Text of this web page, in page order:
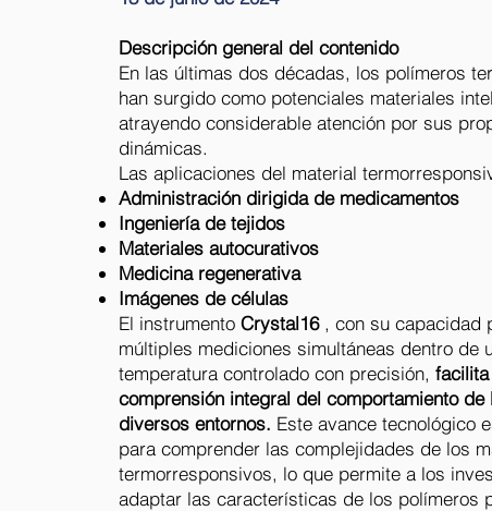
Descripción general del contenido
En las últimas dos décadas, los polímeros
han surgido como potenciales materiales
atrayendo considerable atención por sus
dinámicas.
Las aplicaciones del material
Administración dirigida de medicamentos
Ingeniería de tejidos
Materiales autocurativos
Medicina regenerativa
Imágenes de células
El instrumento Crystal16 , con su capacidad
múltiples mediciones simultáneas dentro de
temperatura controlado con precisión,
comprensión integral del comportamiento de
diversos entornos. Este avance tecnológico
para comprender las complejidades de los
termorresponsivos, lo que permite a los
adaptar las características de los polímeros